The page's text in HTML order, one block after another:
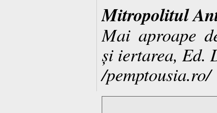
Mitropolitul
Mai aproape
și iertarea, Ed.
/pemptousia.ro/